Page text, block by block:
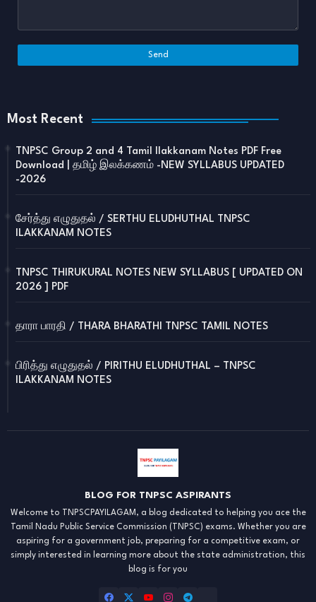
Most Recent
TNPSC Group 2 and 4 Tamil Ilakkanam Notes PDF Free
Download | தமிழ் இலக்கணம் -NEW SYLLABUS UPDATED
-2026
சேர்த்து எழுதுதல் / SERTHU ELUDHUTHAL TNPSC
ILAKKANAM NOTES
TNPSC THIRUKURAL NOTES NEW SYLLABUS [ UPDATED ON
2026 ] PDF
தாரா பாரதி / THARA BHARATHI TNPSC TAMIL NOTES
பிரித்து எழுதுதல் / PIRITHU ELUDHUTHAL – TNPSC
ILAKKANAM NOTES
BLOG FOR TNPSC ASPIRANTS
Welcome to TNPSCPAYILAGAM, a blog dedicated to helping you ace the
Tamil Nadu Public Service Commission (TNPSC) exams. Whether you are
aspiring for a government job, preparing for a competitive exam, or
simply interested in learning more about the state administration, this
blog is for you